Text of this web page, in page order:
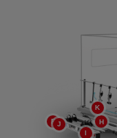
F
H
I
J
K